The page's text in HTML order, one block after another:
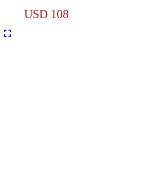
USD 108